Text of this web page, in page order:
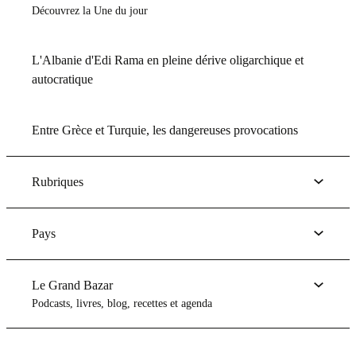
Découvrez la Une du jour
L'Albanie d'Edi Rama en pleine dérive oligarchique et
autocratique
Entre Grèce et Turquie, les dangereuses provocations
Rubriques
Pays
Le Grand Bazar
Podcasts, livres, blog, recettes et agenda